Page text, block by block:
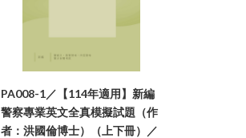
PA008-1／【114年適用】新編
警察專業英文全真模擬試題（作
者：洪國倫博士）（上下冊）／